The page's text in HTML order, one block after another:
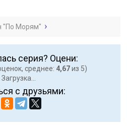
"По Морям"
серия? Оцени:
среднее: 4,67из 5)
Загрузка...
с друзьями: